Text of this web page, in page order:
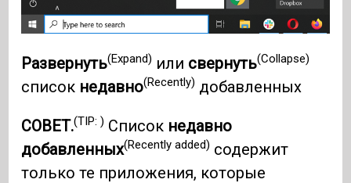
Развернуть(Expand) или свернуть(Collapse)
список недавно(Recently) добавленных
СОВЕТ.(TIP: ) Список недавно
добавленных(Recently added) содержит
только те приложения, которые